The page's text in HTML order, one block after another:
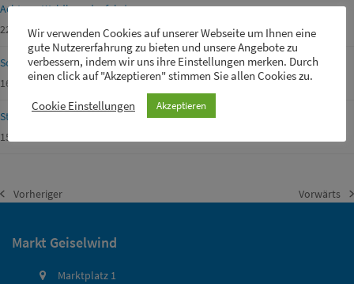
Achtung Waldbrandgefahr!
22. Juni 2026
Schülerbetreuer m/w/d für unsere Drei-Franken-Grundschule gesucht
16. Juni 2026
Straßensperrungen von Gemeinde-, Kreis-, Staats- und Fernstraßen
15. Juni 2026
vorheriger
Vorheriger
Nächster
Vorwärts
Markt Geiselwind
Marktplatz 1
Wir verwenden Cookies auf unserer Webseite um Ihnen eine
gute Nutzererfahrung zu bieten und unsere Angebote zu
verbessern, indem wir uns ihre Einstellungen merken. Durch
einen click auf "Akzeptieren" stimmen Sie allen Cookies zu.
Cookie Einstellungen Akzeptieren